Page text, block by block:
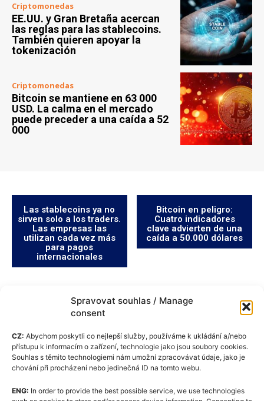
Spravovat souhlas / Manage
consent
CZ: Abychom poskytli co nejlepší služby, používáme k ukládání a/nebo
přístupu k informacím o zařízení, technologie jako jsou soubory cookies.
Souhlas s těmito technologiemi nám umožní zpracovávat údaje, jako je
chování při procházení nebo jedinečná ID na tomto webu.
ENG: In order to provide the best possible service, we use technologies
Criptomonedas
EE.UU. y Gran Bretaña acercan
las reglas para las stablecoins.
También quieren apoyar la
tokenización
Criptomonedas
Bitcoin se mantiene en 63 000
USD. La calma en el mercado
puede preceder a una caída a 52
000
Las stablecoins ya no
sirven solo a los traders.
Las empresas las
utilizan cada vez más
para pagos
internacionales
Bitcoin en peligro:
Cuatro indicadores
clave advierten de una
caída a 50.000 dólares